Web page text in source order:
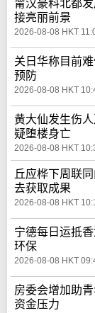
甯汉豪料北都
接亮丽前景
2026-08-08 HKT
关日华称目前
预防
2026-08-08 HKT
黄大仙发生伤
疑堕楼身亡
2026-08-08 HKT
丘应桦下周联
去获取成果
2026-08-08 HKT
宁德每日运抵
环保
2026-08-08 HKT
房委会增加助
资金压力